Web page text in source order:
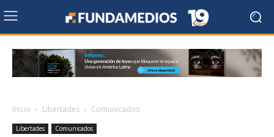
Inicio Libertades Comunicados
Libertades Comunicados